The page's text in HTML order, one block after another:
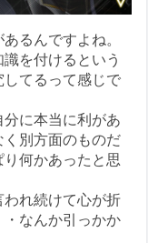
るんですよね。
を付けるという
てるって感じで
に本当に利があ
別方面のものだ
何かあったと思
れ続けて心が折
なんか引っかか